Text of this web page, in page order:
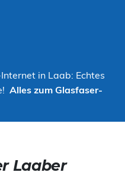
in Laab: Echtes
Alles zum Glasfaser-
Laaber